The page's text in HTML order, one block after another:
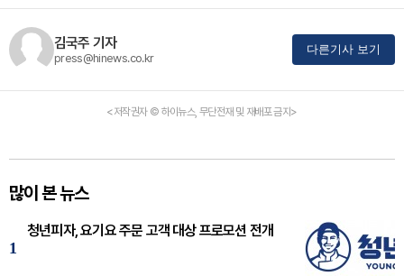
김국주 기자
press@hinews.co.kr
다른기사 보기
<저작권자 © 하이뉴스, 무단전재 및 재배포 금지>
많이 본 뉴스
1
청년피자, 요기요 주문 고객 대상 프로모션 전개